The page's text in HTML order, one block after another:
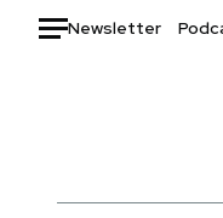
Newsletter
Italia